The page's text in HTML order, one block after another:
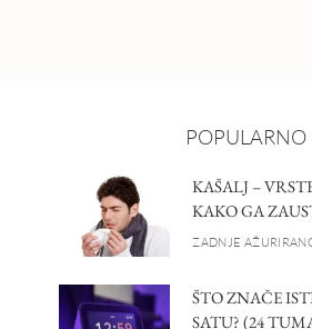
POPULARNO
KAŠALJ –
KAKO GA
ZADNJE
ŠTO ZNAČE
SATU? (24